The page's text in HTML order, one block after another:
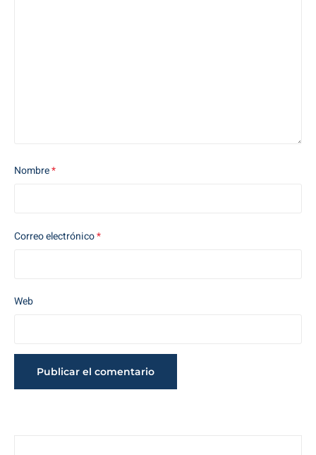
Nombre*
Correo electrónico*
Web